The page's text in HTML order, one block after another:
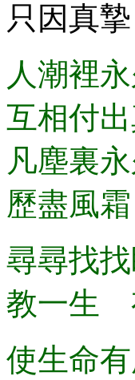
只因真摯
人潮裡
互相付
凡塵裏
歷盡風
尋尋找
教一生
使生命